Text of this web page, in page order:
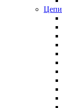
Цепи